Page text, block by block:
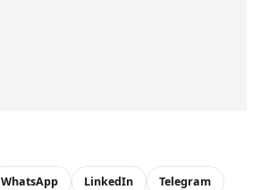
WhatsApp LinkedIn Telegram